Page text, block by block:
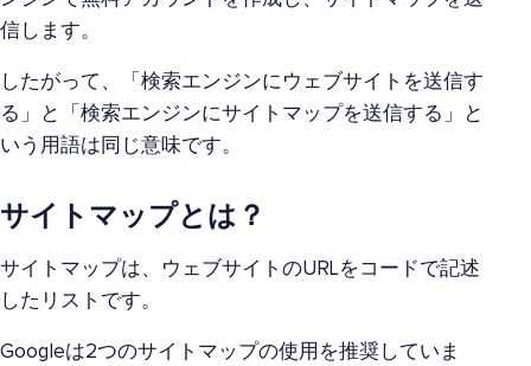
信します。
したがって、「検索エンジンにウェブサイトを送信す
る」と「検索エンジンにサイトマップを送信する」と
いう用語は同じ意味です。
サイトマップとは？
サイトマップは、ウェブサイトのURLをコードで記述
したリストです。
Googleは2つのサイトマップの使用を推奨していま